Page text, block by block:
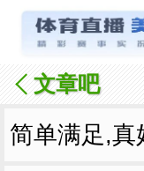
文章吧
简单满足,真